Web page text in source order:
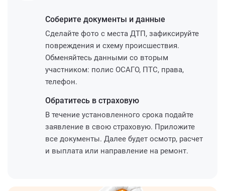
Соберите документы и данные
Сделайте фото с места ДТП, зафиксируйте
повреждения и схему происшествия.
Обменяйтесь данными со вторым
участником: полис ОСАГО, ПТС, права,
телефон.
Обратитесь в страховую
В течение установленного срока подайте
заявление в свою страховую. Приложите
все документы. Далее будет осмотр, расчет
и выплата или направление на ремонт.